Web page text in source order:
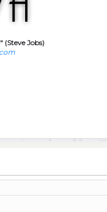
(Steve Jobs)